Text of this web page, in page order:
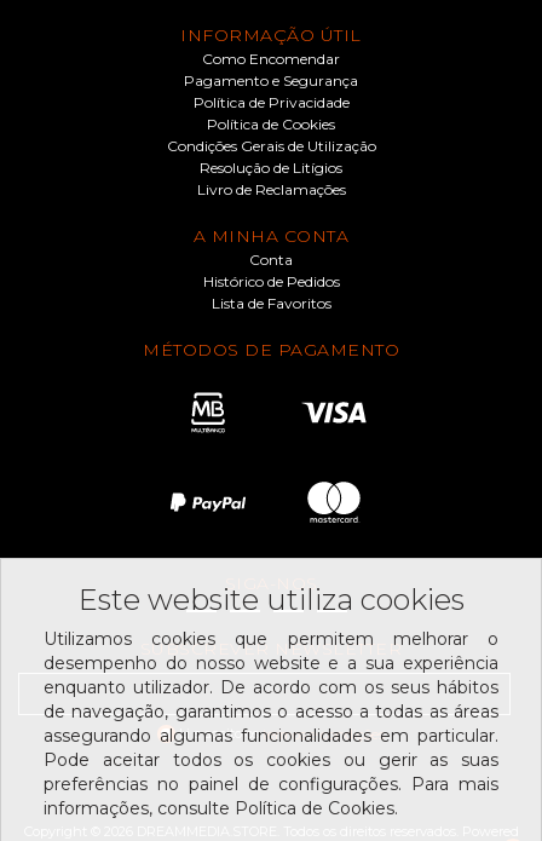
INFORMAÇÃO ÚTIL
Como Encomendar
Pagamento e Segurança
Política de Privacidade
Política de Cookies
Condições Gerais de Utilização
Resolução de Litígios
Livro de Reclamações
A MINHA CONTA
Conta
Histórico de Pedidos
Lista de Favoritos
MÉTODOS DE PAGAMENTO
SIGA-NOS
SUBSCREVER NEWSLETTER
Li e aceito ostermos e condições
Este website utiliza cookies
Utilizamos cookies que permitem melhorar o
desempenho do nosso website e a sua experiência
enquanto utilizador. De acordo com os seus hábitos
de navegação, garantimos o acesso a todas as áreas
assegurando algumas funcionalidades em particular.
Pode aceitar todos os cookies ou gerir as suas
preferências no painel de configurações. Para mais
informações, consulte Política de Cookies.